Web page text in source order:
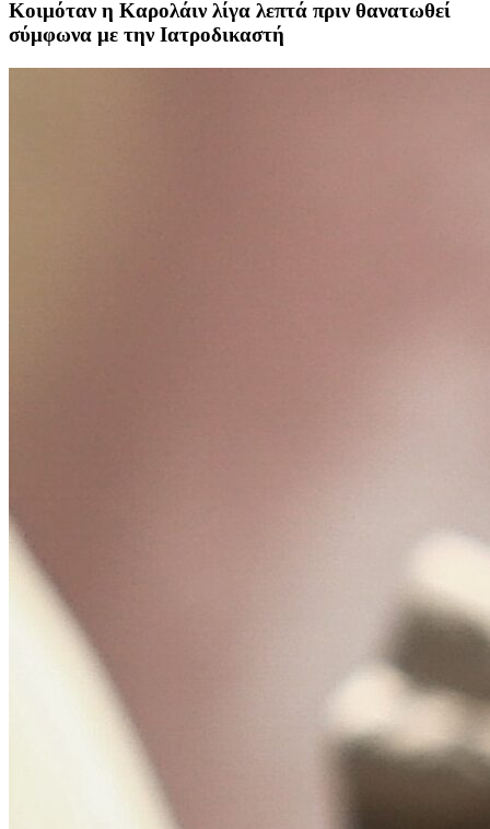
Κοιμόταν η Καρολάιν λίγα λεπτά πριν θανατωθεί
σύμφωνα με την Ιατροδικαστή